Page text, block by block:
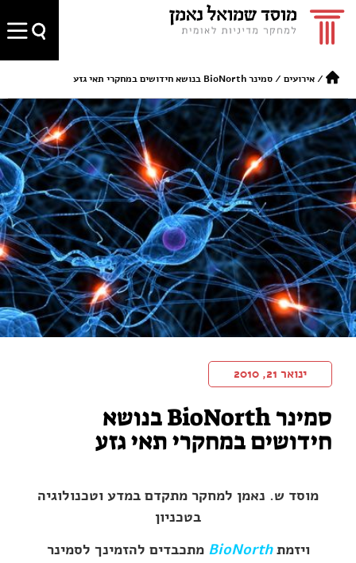
/אירועים /סמינר BioNorth בנושא חידושים במחקרי תאי גזע
ינואר 21, 2010
סמינר BioNorth בנושא
חידושים במחקרי תאי גזע
מוסד ש. נאמן למחקר מתקדם במדע וטכנולוגיה
בטכניון
ויזמתBioNorth מתכבדים להזמינך לסמינר